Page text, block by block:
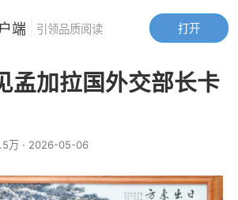
孟加拉国外交部长卡
万· 2026-05-06
打开
端 引领品质阅读